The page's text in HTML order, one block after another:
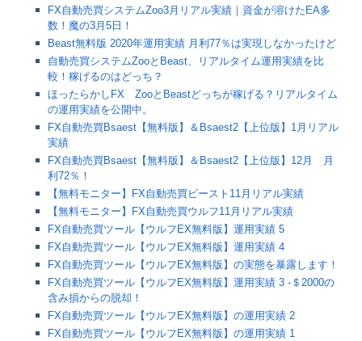
FX自動売買システムZoo3月リアル実績｜資金が溶けたEA多
数！魔の3月5日！
Beast無料版 2020年運用実績 月利77％は実現しなかったけど
自動売買システムZooとBeast、リアルタイム運用実績を比
較！稼げるのはどっち？
ほったらかしFX ZooとBeastどっちが稼げる？リアルタイム
の運用実績を公開中。
FX自動売買Bsaest【無料版】＆Bsaest2【上位版】1月リアル
実績
FX自動売買Bsaest【無料版】＆Bsaest2【上位版】12月 月
利72％！
【無料モニター】FX自動売買ビースト11月リアル実績
【無料モニター】FX自動売買ウルフ11月リアル実績
FX自動売買ツール【ウルフEX無料版】運用実績 5
FX自動売買ツール【ウルフEX無料版】運用実績 4
FX自動売買ツール【ウルフEX無料版】の実態を暴露します！
FX自動売買ツール【ウルフEX無料版】運用実績 3 -＄2000の
含み損からの脱却！
FX自動売買ツール【ウルフEX無料版】の運用実績 2
FX自動売買ツール【ウルフEX無料版】の運用実績 1